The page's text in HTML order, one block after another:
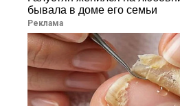
бывала в доме его семьи
Реклама